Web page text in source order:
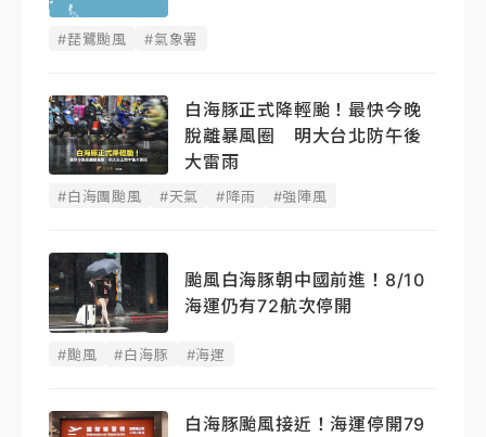
#琵鷺颱風 #氣象署
白海豚正式降輕颱！最快今晚
脫離暴風圈 明大台北防午後
大雷雨
#白海團颱風 #天氣 #降雨 #強陣風
颱風白海豚朝中國前進！8/10
海運仍有72航次停開
#颱風 #白海豚 #海運
白海豚颱風接近！海運停開79